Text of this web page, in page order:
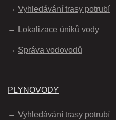
Vyhledávání trasy potrubí
Lokalizace úniků vody
Správa vodovodů
PLYNOVODY
Vyhledávání trasy potrubí